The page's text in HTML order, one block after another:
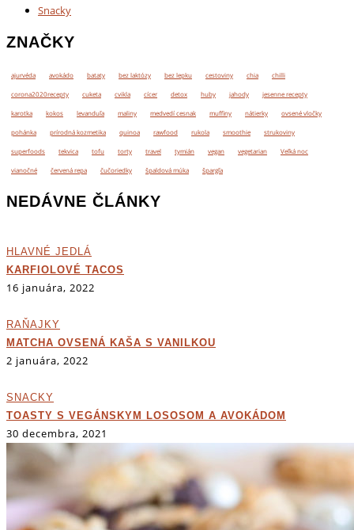
Snacky
ZNAČKY
ajurvéda avokádo bataty bez laktózy bez lepku cestoviny chia chilli
corona2020recepty cuketa cvikla cícer detox huby jahody jesenne recepty
karotka kokos levanduľa maliny medvedí cesnak muffiny nátierky ovsené vločky
pohánka prírodná kozmetika quinoa rawfood rukola smoothie strukoviny
superfoods tekvica tofu torty travel tymián vegan vegetarian Veľká noc
vianočné červená repa čučoriedky špaldová múka špargľa
NEDÁVNE ČLÁNKY
HLAVNÉ JEDLÁ
KARFIOLOVÉ TACOS
16 januára, 2022
RAŇAJKY
MATCHA OVSENÁ KAŠA S VANILKOU
2 januára, 2022
SNACKY
TOASTY S VEGÁNSKYM LOSOSOM A AVOKÁDOM
30 decembra, 2021